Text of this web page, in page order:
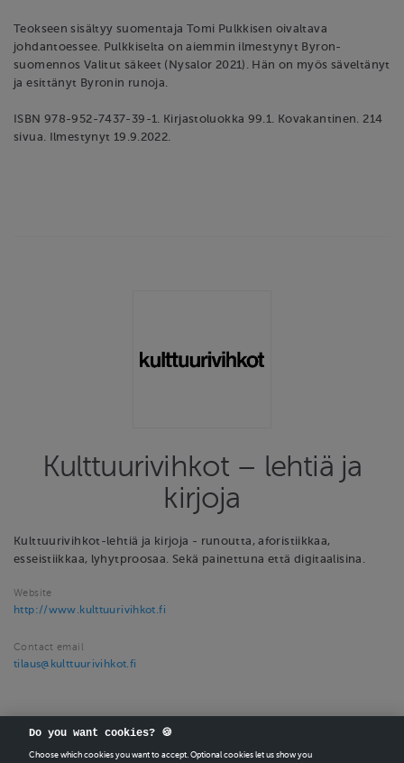
Teokseen sisältyy suomentaja Tomi Pulkkisen oivaltava
johdantoessee. Pulkkiselta on aiemmin ilmestynyt Byron-
suomennos Valitut säkeet (Nysalor 2021). Hän on myös säveltänyt
ja esittänyt Byronin runoja.
ISBN 978-952-7437-39-1. Kirjastoluokka 99.1. Kovakantinen. 214
sivua. Ilmestynyt 19.9.2022.
Kulttuurivihkot – lehtiä ja
kirjoja
Kulttuurivihkot-lehtiä ja kirjoja - runoutta, aforistiikkaa,
esseistiikkaa, lyhytproosaa. Sekä painettuna että digitaalisina.
Website
http://www.kulttuurivihkot.fi
Contact email
tilaus@kulttuurivihkot.fi
Do you want cookies? 🍪
Choose which cookies you want to accept. Optional cookies let us show you